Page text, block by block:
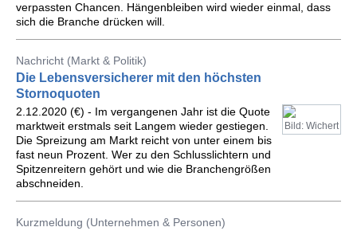
verpassten Chancen. Hängenbleiben wird wieder einmal, dass
sich die Branche drücken will.
Nachricht (Markt & Politik)
Die Lebensversicherer mit den höchsten
Stornoquoten
Bild: Wichert
2.12.2020 (€) - Im vergangenen Jahr ist die Quote
marktweit erstmals seit Langem wieder gestiegen.
Die Spreizung am Markt reicht von unter einem bis
fast neun Prozent. Wer zu den Schlusslichtern und
Spitzenreitern gehört und wie die Branchengrößen
abschneiden.
Kurzmeldung (Unternehmen & Personen)